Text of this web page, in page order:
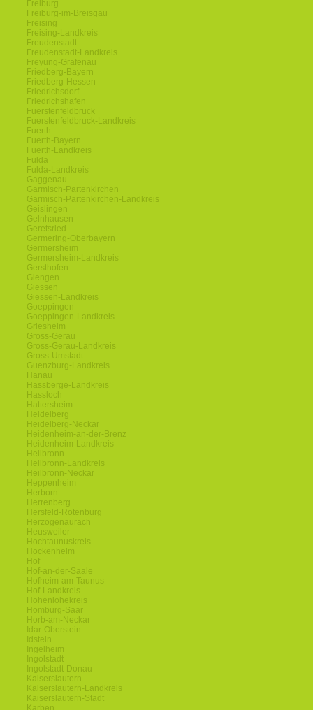
Freiburg
Freiburg-im-Breisgau
Freising
Freising-Landkreis
Freudenstadt
Freudenstadt-Landkreis
Freyung-Grafenau
Friedberg-Bayern
Friedberg-Hessen
Friedrichsdorf
Friedrichshafen
Fuerstenfeldbruck
Fuerstenfeldbruck-Landkreis
Fuerth
Fuerth-Bayern
Fuerth-Landkreis
Fulda
Fulda-Landkreis
Gaggenau
Garmisch-Partenkirchen
Garmisch-Partenkirchen-Landkreis
Geislingen
Gelnhausen
Geretsried
Germering-Oberbayern
Germersheim
Germersheim-Landkreis
Gersthofen
Giengen
Giessen
Giessen-Landkreis
Goeppingen
Goeppingen-Landkreis
Griesheim
Gross-Gerau
Gross-Gerau-Landkreis
Gross-Umstadt
Guenzburg-Landkreis
Hanau
Hassberge-Landkreis
Hassloch
Hattersheim
Heidelberg
Heidelberg-Neckar
Heidenheim-an-der-Brenz
Heidenheim-Landkreis
Heilbronn
Heilbronn-Landkreis
Heilbronn-Neckar
Heppenheim
Herborn
Herrenberg
Hersfeld-Rotenburg
Herzogenaurach
Heusweiler
Hochtaunuskreis
Hockenheim
Hof
Hof-an-der-Saale
Hofheim-am-Taunus
Hof-Landkreis
Hohenlohekreis
Homburg-Saar
Horb-am-Neckar
Idar-Oberstein
Idstein
Ingelheim
Ingolstadt
Ingolstadt-Donau
Kaiserslautern
Kaiserslautern-Landkreis
Kaiserslautern-Stadt
Karben